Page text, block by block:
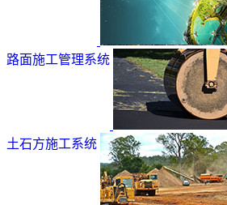
路面施工管理系统
土石方施工系统